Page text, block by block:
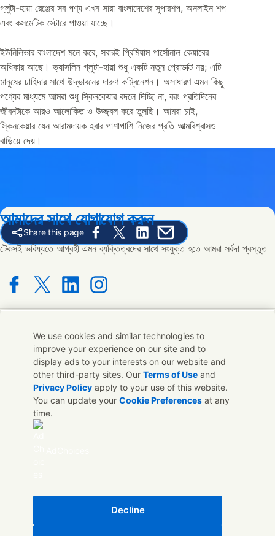
গ্লুটা-হায়া রেঞ্জের সব পণ্য এখন সারা বাংলাদেশের সুপারশপ, অনলাইন শপ
এবং কসমেটিক স্টোরে পাওয়া যাচ্ছে।
ইউনিলিভার বাংলাদেশ মনে করে, সবারই প্রিমিয়াম পার্সোনাল কেয়ারের
অধিকার আছে। ভ্যাসলিন গ্লুটা-হায়া শুধু একটি নতুন প্রোডাক্ট নয়; এটি
মানুষের চাহিদার সাথে উদ্ভাবনের দারুণ কম্বিনেশন। অসাধারণ এমন কিছু
পণ্যের মাধ্যমে আমরা শুধু স্কিনকেয়ার বদলে দিচ্ছি না, বরং প্রতিদিনের
জীবনটাকে আরও আলোকিত ও উজ্জ্বল করে তুলছি। আমরা চাই,
স্কিনকেয়ার যেন আরামদায়ক হবার পাশাপাশি নিজের প্রতি আত্মবিশ্বাসও
বাড়িয়ে দেয়।
Share this page
Share this page on Facebook
Share this page on X
Share this page on Linked In
Share this page on E-mail
আমাদের সাথে যোগাযোগ করুন
টেকসই ভবিষ্যতে আগ্রহী এমন ব্যক্তিত্বদের সাথে সংযুক্ত হতে আমরা সর্বদা প্রস্তুত
with us on Facebook
Connect with us on X
Connect with us on LinkedIn
Connect with us on Instagram
যোগাযোগ করুন
ইউনিলিভার পিএলসি অথবা আমাদের হেডকোয়ার্টারসে বিশেষজ্ঞ দলগুলির সাথে যোগাযোগ
করুন; অথবা বিশ্বব্যাপী যোগাযোগের তথ্য খুঁজে নিন।
যোগাযোগ করুন
প্রাইভেসি নোটিস
We use cookies and similar technologies to
improve your experience on our site and to
display ads to your interests on our website and
other third-party sites. OurTerms of Use and
Privacy Policy apply to your use of this website.
You can update yourCookie Preferences at any
time.
Decline